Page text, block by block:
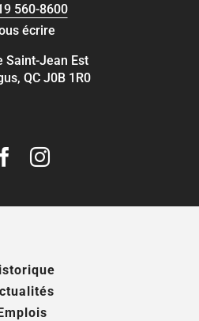
560-8600
écrire
Saint-Jean Est
QC J0B 1R0